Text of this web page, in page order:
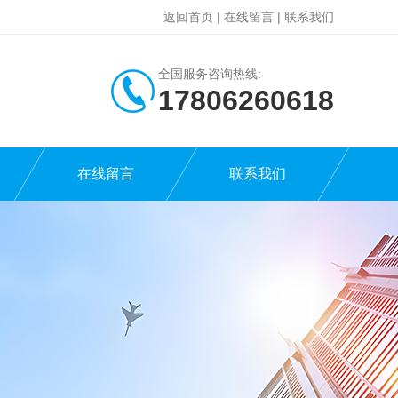
返回首页 | 在线留言 | 联系我们
全国服务咨询热线:
17806260618
在线留言 联系我们